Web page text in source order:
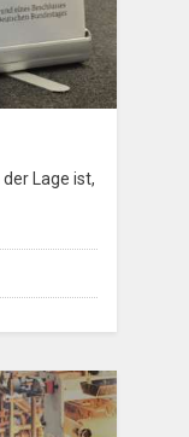
Lage ist,